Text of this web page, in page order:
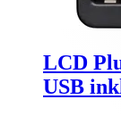
LCD
USB